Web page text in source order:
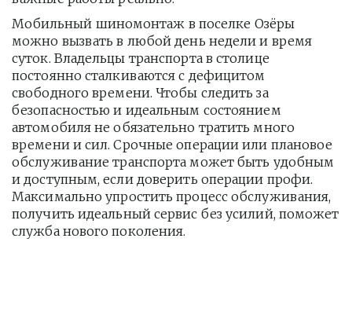
Мобильный шиномонтаж в поселке Озёры
можно вызвать в любой день недели и время
суток. Владельцы транспорта в столице
постоянно сталкиваются с дефицитом
свободного времени. Чтобы следить за
безопасностью и идеальным состоянием
автомобиля не обязательно тратить много
времени и сил. Срочные операции или плановое
обслуживание транспорта может быть удобным
и доступным, если доверить операции профи.
Максимально упростить процесс обслуживания,
получить идеальный сервис без усилий, поможет
служба нового поколения.